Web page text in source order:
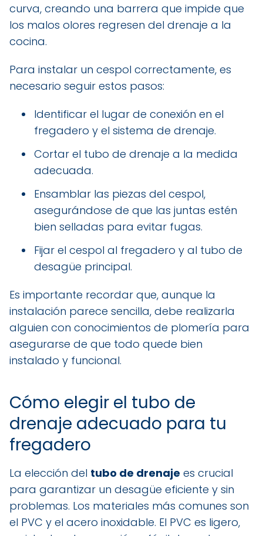
curva, creando una barrera que impide que
los malos olores regresen del drenaje a la
cocina.
Para instalar un cespol correctamente, es
necesario seguir estos pasos:
Identificar el lugar de conexión en el
fregadero y el sistema de drenaje.
Cortar el tubo de drenaje a la medida
adecuada.
Ensamblar las piezas del cespol,
asegurándose de que las juntas estén
bien selladas para evitar fugas.
Fijar el cespol al fregadero y al tubo de
desagüe principal.
Es importante recordar que, aunque la
instalación parece sencilla, debe realizarla
alguien con conocimientos de plomería para
asegurarse de que todo quede bien
instalado y funcional.
Cómo elegir el tubo de
drenaje adecuado para tu
fregadero
La elección del tubo de drenaje es crucial
para garantizar un desagüe eficiente y sin
problemas. Los materiales más comunes son
el PVC y el acero inoxidable. El PVC es ligero,